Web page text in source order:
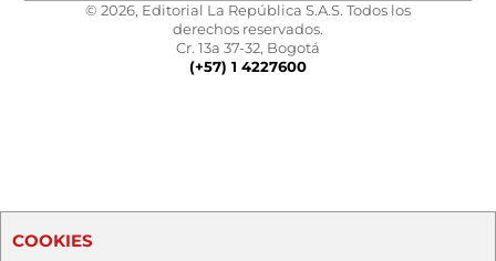
© 2026, Editorial La República S.A.S. Todos los
derechos reservados.
Cr. 13a 37-32, Bogotá
(+57) 1 4227600
COOKIES